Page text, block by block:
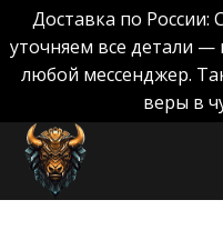
Доставка по России:
уточняем все детали
любой мессенджер.
веры в
Skip
content